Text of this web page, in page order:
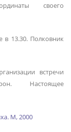
своего
в 13.30. Полковник
встречи
Настоящее
М, 2000